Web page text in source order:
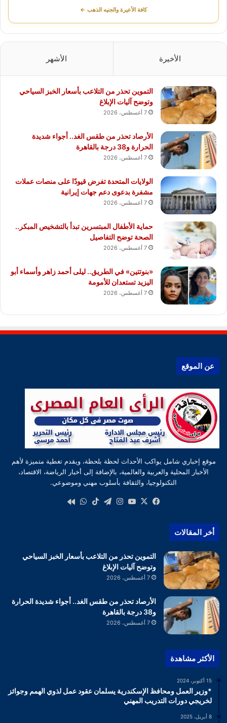
كافة الأعيرة والجنيه الذهب ←
الأخيرة الأشهر
التموين تحذر من التلاعب بأسعار الخبز السياحي
وتوضح آليات الإبلاغ
7 أغسطس، 2026
الأرصاد تحذر من طقس الغد.. أجواء شديدة
الحرارة و38 درجة بالقاهرة
7 أغسطس، 2026
الولايات المتحدة تفرض قيودًا على منصات عملات
مشفرة بدعوى دعم جهات إيرانية
7 أغسطس، 2026
حماية الأطفال المبتسرين تبدأ بالتشخيص المبكر..
الصحة توضح التفاصيل
7 أغسطس، 2026
«بنوتتين» في الطريق.. ليلى أحمد زاهر وأسماء أبو
اليزيد تستعدان للأمومة
7 أغسطس، 2026
عن الموقع
موقع إخباري شامل يواكب الأحداث لحظة بلحظة، ويقدم تغطية متميزة لأهم
الأخبار المحلية والعربية والعالمية، بالإضافة إلى أخبار الرياضة، الاقتصاد،
التكنولوجيا، والثقافة بأسلوب مهني وموضوعي.
فيسبوك
‫X
‫YouTube
انستقرام
تيلقرام‫TikTokواتساب
أخر المقالات
التموين تحذر من التلاعب بأسعار الخبز السياحي
وتوضح آليات الإبلاغ
7 أغسطس، 2026
الأرصاد تحذر من طقس الغد.. أجواء شديدة الحرارة
و38 درجة بالقاهرة
7 أغسطس، 2026
الأكثر مشاهدة
15 أكتوبر، 2024
*وزير العمل ومحافظ الإسكندرية يسلمان عقود عمل لذوي الهمم وجوائز
لخريجي دورات التدريب المهني
8 أبريل، 2025